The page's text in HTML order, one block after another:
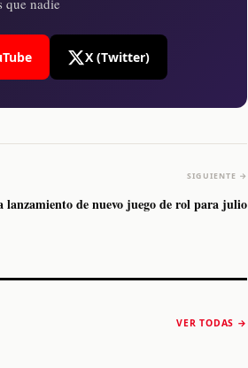
que nadie
X (Twitter)
SIGUIENTE →
lanzamiento de nuevo juego de rol para julio
VER TODAS →